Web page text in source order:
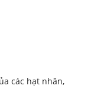
các hạt nhân,